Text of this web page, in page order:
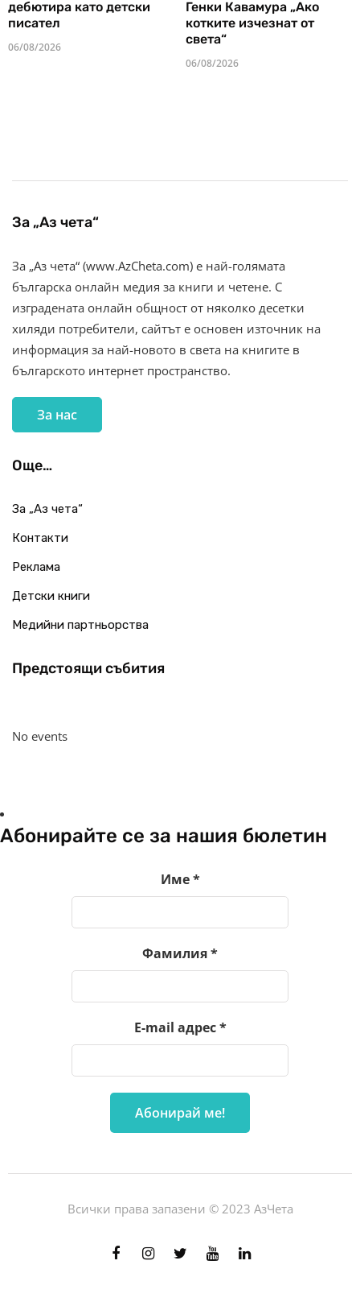
дебютира като детски
писател
06/08/2026
Генки Кавамура „Ако
котките изчезнат от
света“
06/08/2026
За „Аз чета“
За „Аз чета“ (www.AzCheta.com) е най-голямата
българска онлайн медия за книги и четене. С
изградената онлайн общност от няколко десетки
хиляди потребители, сайтът е основен източник на
информация за най-новото в света на книгите в
българското интернет пространство.
За нас
Още…
За „Аз чета“
Контакти
Реклама
Детски книги
Медийни партньорства
Предстоящи събития
No events
Абонирайте се за нашия бюлетин
Име*
Фамилия*
E-mail адрес*
Всички права запазени © 2023 АзЧета